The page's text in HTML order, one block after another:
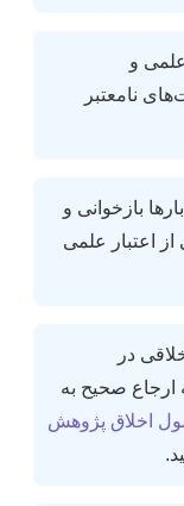
علمی و
نامعتبر
بازخوانی و
اعتبار علمی
در
ارجاع صحیح به
اخلاق پژوهش